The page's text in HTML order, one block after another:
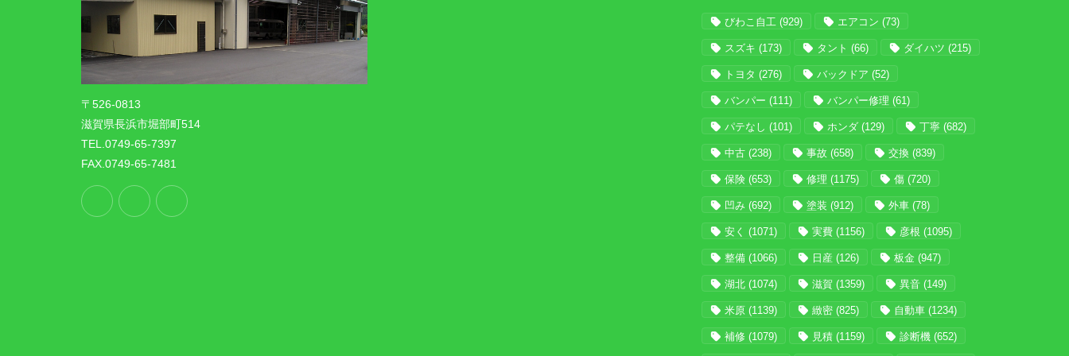
〒526-0813
滋賀県長浜市堀部町514
TEL.0749-65-7397
FAX.0749-65-7481
びわこ自工 (929) エアコン (73)
スズキ (173) タント (66) ダイハツ (215)
トヨタ (276) バックドア (52)
バンパー (111) バンパー修理 (61)
パテなし (101) ホンダ (129) 丁寧 (682)
中古 (238) 事故 (658) 交換 (839)
保険 (653) 修理 (1175) 傷 (720)
凹み (692) 塗装 (912) 外車 (78)
安く (1071) 実費 (1156) 彦根 (1095)
整備 (1066) 日産 (126) 板金 (947)
湖北 (1074) 滋賀 (1359) 異音 (149)
米原 (1139) 緻密 (825) 自動車 (1234)
補修 (1079) 見積 (1159) 診断機 (652)